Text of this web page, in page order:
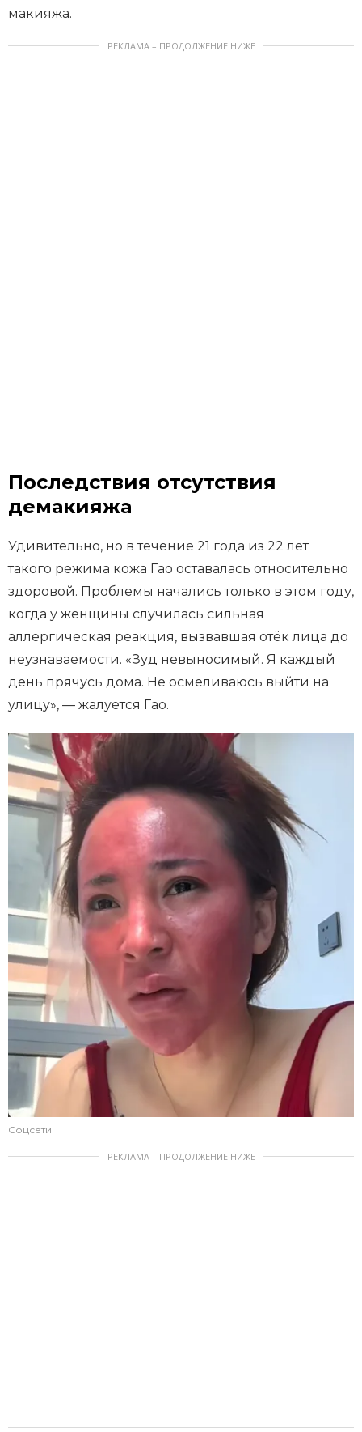
макияжа.
РЕКЛАМА – ПРОДОЛЖЕНИЕ НИЖЕ
Последствия отсутствия
демакияжа
Удивительно, но в течение 21 года из 22 лет
такого режима кожа Гао оставалась относительно
здоровой. Проблемы начались только в этом году,
когда у женщины случилась сильная
аллергическая реакция, вызвавшая отёк лица до
неузнаваемости. «Зуд невыносимый. Я каждый
день прячусь дома. Не осмеливаюсь выйти на
улицу», — жалуется Гао.
Соцсети
РЕКЛАМА – ПРОДОЛЖЕНИЕ НИЖЕ